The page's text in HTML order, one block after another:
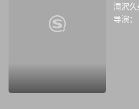
滝沢久
导演：